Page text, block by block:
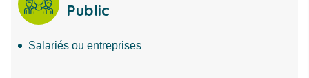
Public
Salariés ou entreprises